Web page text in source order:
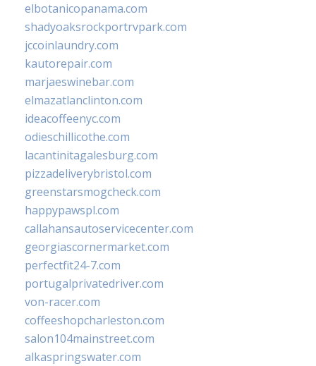
elbotanicopanama.com
shadyoaksrockportrvpark.com
jccoinlaundry.com
kautorepair.com
marjaeswinebar.com
elmazatlanclinton.com
ideacoffeenyc.com
odieschillicothe.com
lacantinitagalesburg.com
pizzadeliverybristol.com
greenstarsmogcheck.com
happypawspl.com
callahansautoservicecenter.com
georgiascornermarket.com
perfectfit24-7.com
portugalprivatedriver.com
von-racer.com
coffeeshopcharleston.com
salon104mainstreet.com
alkaspringswater.com